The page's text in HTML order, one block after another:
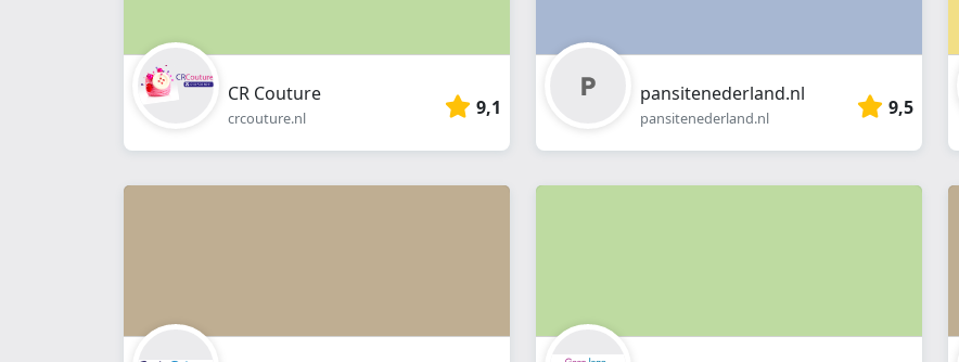
CR Couture
crcouture.nl 9,1
pansitenederland.nl
pansitenederland.nl 9,5